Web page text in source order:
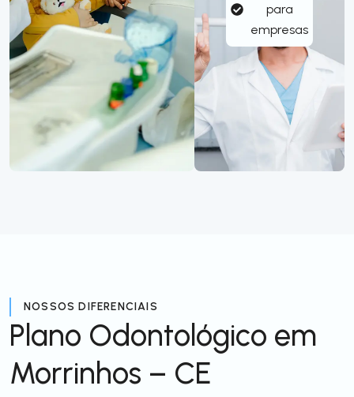
para
empresas
NOSSOS DIFERENCIAIS
Plano Odontológico em
Morrinhos – CE